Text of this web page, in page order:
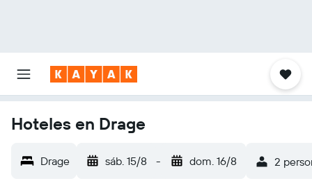
Hoteles en Drage
Drage sáb. 15/8 - dom. 16/8 2